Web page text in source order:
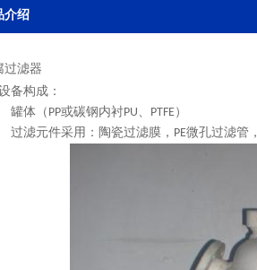
介绍
过滤器
备构成：
罐体（ PP或碳钢内衬PU、 PTFE）
过滤元件采用： 陶瓷过滤膜， PE微孔过滤管，